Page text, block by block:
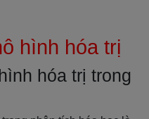
hình hóa trị
hóa trị trong